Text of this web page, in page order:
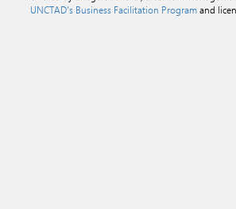
UNCTAD's Business Facilitation Programand